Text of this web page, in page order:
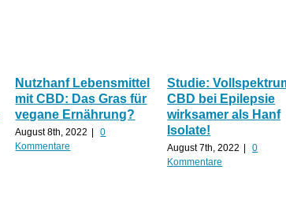
Nutzhanf Lebensmittel
mit CBD: Das Gras für
vegane Ernährung?
August 8th, 2022 |
0
Kommentare
Studie:
CBD bei Epilepsie
wirksamer als Hanf
Isolate!
August 7th, 2022 |
0
Kommentare